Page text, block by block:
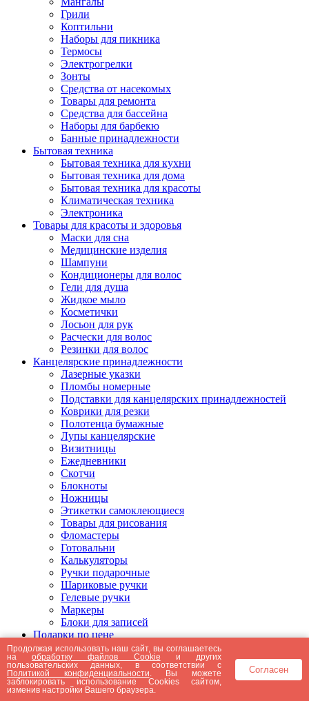
Грили
Коптильни
Наборы для пикника
Термосы
Электрогрелки
Зонты
Средства от насекомых
Товары для ремонта
Средства для бассейна
Наборы для барбекю
Банные принадлежности
Бытовая техника
Бытовая техника для кухни
Бытовая техника для дома
Бытовая техника для красоты
Климатическая техника
Электроника
Товары для красоты и здоровья
Маски для сна
Медицинские изделия
Шампуни
Кондиционеры для волос
Гели для душа
Жидкое мыло
Косметички
Лосьон для рук
Расчески для волос
Резинки для волос
Канцелярские принадлежности
Лазерные указки
Пломбы номерные
Подставки для канцелярских принадлежностей
Коврики для резки
Полотенца бумажные
Лупы канцелярские
Визитницы
Ежедневники
Скотчи
Блокноты
Ножницы
Этикетки самоклеющиеся
Товары для рисования
Фломастеры
Готовальни
Калькуляторы
Ручки подарочные
Шариковые ручки
Гелевые ручки
Маркеры
Блоки для записей
Подарки по цене
Подарки от 5000 рублей
Подарки до 5000 рублей
Подарки до 3000 рублей
Подарки до 2000 рублей
Подарки до 1000 рублей
Продолжая использовать наш сайт, вы соглашаетесь
наобработку файлов Cookie и других
пользовательских данных, в соответствии с
Политикой конфиденциальности . Вы можете
заблокировать использование Cookies сайтом,
изменив настройки Вашего браузера.
Согласен